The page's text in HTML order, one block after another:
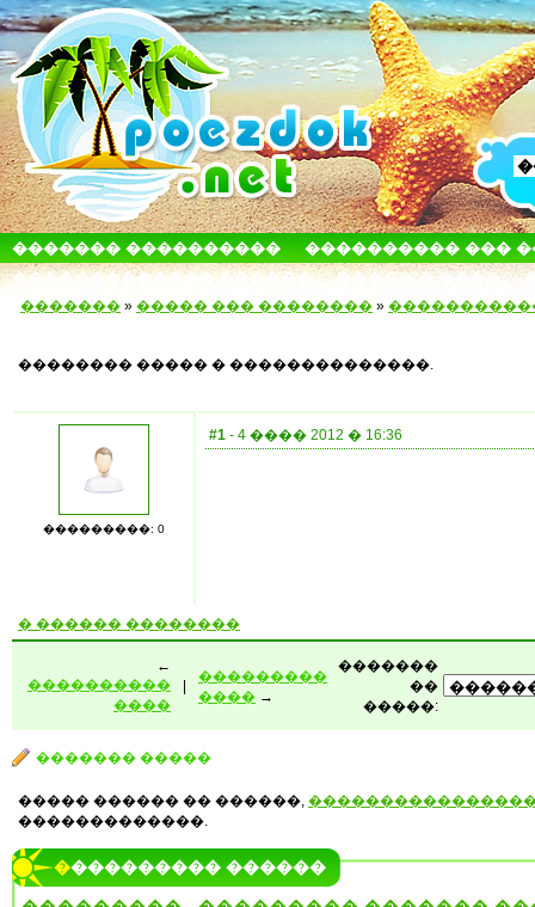
������� ����������
���������� ���
������������� ������
����� � ����
������� » ����� ��� �������� »
�������� ����� � ��������������.
���������: 0
#1 - 4 ���� 2012 � 16:36
� ������ ��������
←
����������
����
���������
���� →
�������
��
�����:
������� �����
����� ������ �� ������,
�������������.
���������� ������